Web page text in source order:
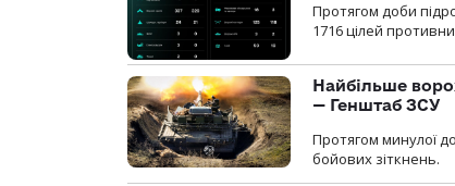
Протягом доби
1716 цілей
Найбільше
— Генштаб ЗСУ
Протягом минулої
бойових зіткнень.